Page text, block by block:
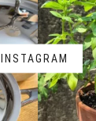
INSTAGRAM